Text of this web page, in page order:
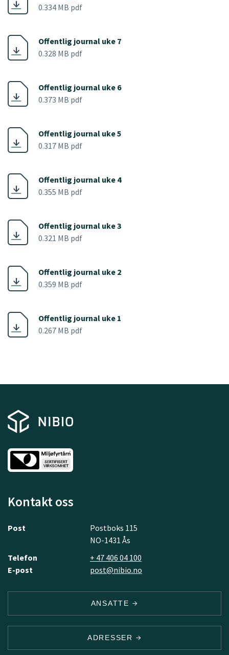
0.334 MB pdf
Offentlig journal uke 7
0.328 MB pdf
Offentlig journal uke 6
0.373 MB pdf
Offentlig journal uke 5
0.317 MB pdf
Offentlig journal uke 4
0.355 MB pdf
Offentlig journal uke 3
0.321 MB pdf
Offentlig journal uke 2
0.359 MB pdf
Offentlig journal uke 1
0.267 MB pdf
Kontakt oss
Post
Postboks 115
NO-1431 Ås
Telefon
+ 47 406 04 100
E-post
post@nibio.no
ANSATTE
ADRESSER